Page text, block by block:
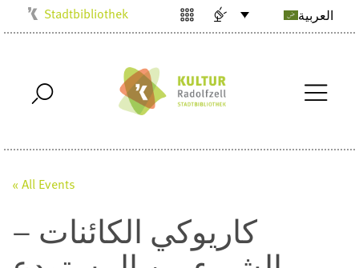
Musikschule
Stadtmuseum
Stadtbibliothek
Villa Bosch
العربية
« All Events
كاريوكي الكائنات –